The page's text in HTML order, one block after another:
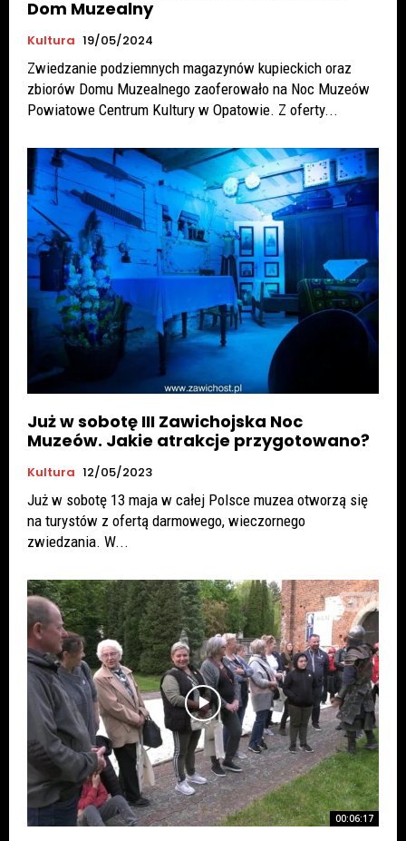
Dom Muzealny
Kultura 19/05/2024
Zwiedzanie podziemnych magazynów kupieckich oraz
zbiorów Domu Muzealnego zaoferowało na Noc Muzeów
Powiatowe Centrum Kultury w Opatowie. Z oferty...
Już w sobotę III Zawichojska Noc
Muzeów. Jakie atrakcje przygotowano?
Kultura 12/05/2023
Już w sobotę 13 maja w całej Polsce muzea otworzą się
na turystów z ofertą darmowego, wieczornego
zwiedzania. W...
00:06:17